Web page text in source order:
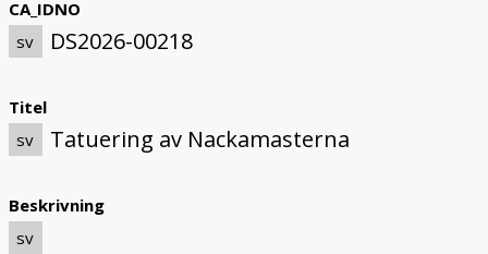
CA_IDNO
sv
DS2026-00218
Titel
sv
Tatuering av Nackamasterna
Beskrivning
sv